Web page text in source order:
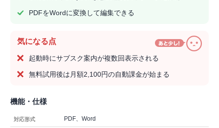
PDFをWordに変換して編集できる
気になる点
起動時にサブスク案内が複数回表示される
無料試用後は月額2,100円の自動課金が始まる
機能・仕様
対応形式 PDF、Word